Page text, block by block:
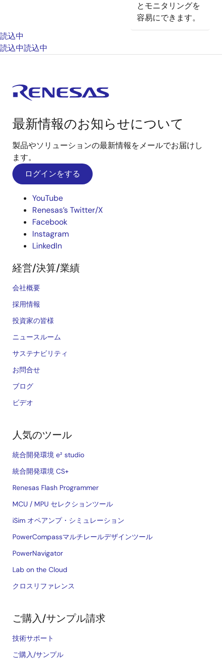
とモニタリングを
容易にできます。
読込中
読込中読込中
最新情報のお知らせについて
製品やソリューションの最新情報をメールでお届けし
ます。
ログインをする
YouTube
Renesas’s Twitter/X
Facebook
Instagram
LinkedIn
経営/決算/業績
会社概要
採用情報
投資家の皆様
ニュースルーム
サステナビリティ
お問合せ
ブログ
ビデオ
人気のツール
統合開発環境 e² studio
統合開発環境 CS+
Renesas Flash Programmer
MCU / MPU セレクションツール
iSim オペアンプ・シミュレーション
PowerCompassマルチレールデザインツール
PowerNavigator
Lab on the Cloud
クロスリファレンス
ご購入/サンプル請求
技術サポート
ご購入/サンプル